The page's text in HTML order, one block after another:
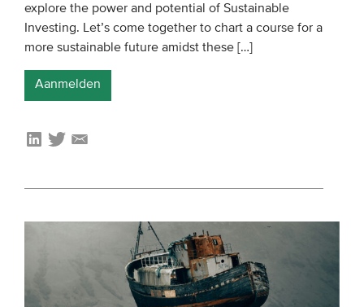
explore the power and potential of Sustainable
Investing. Let’s come together to chart a course for a
more sustainable future amidst these […]
Aanmelden